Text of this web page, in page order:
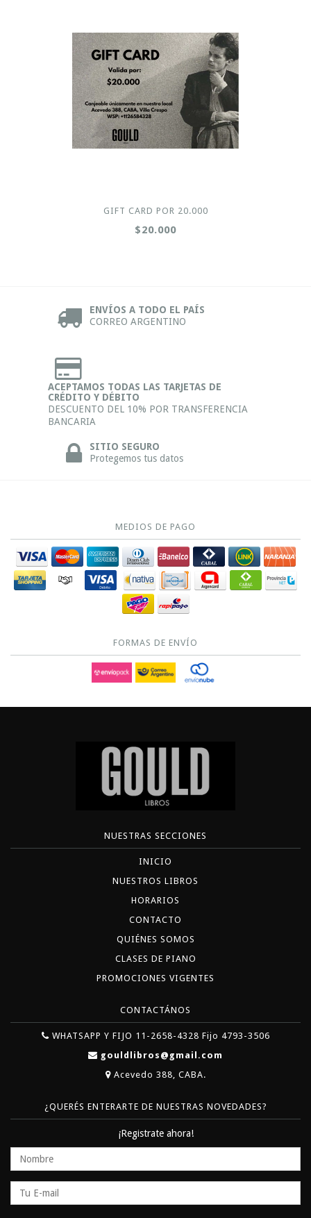
GIFT CARD POR 20.000
$20.000
ENVÍOS A TODO EL PAÍS
CORREO ARGENTINO
ACEPTAMOS TODAS LAS TARJETAS DE
CRÉDITO Y DÉBITO
DESCUENTO DEL 10% POR TRANSFERENCIA
BANCARIA
SITIO SEGURO
Protegemos tus datos
MEDIOS DE PAGO
FORMAS DE ENVÍO
NUESTRAS SECCIONES
INICIO
NUESTROS LIBROS
HORARIOS
CONTACTO
QUIÉNES SOMOS
CLASES DE PIANO
PROMOCIONES VIGENTES
CONTACTÁNOS
WHATSAPP Y FIJO 11-2658-4328 Fijo 4793-3506
gouldlibros@gmail.com
Acevedo 388, CABA.
¿QUERÉS ENTERARTE DE NUESTRAS NOVEDADES?
¡Registrate ahora!